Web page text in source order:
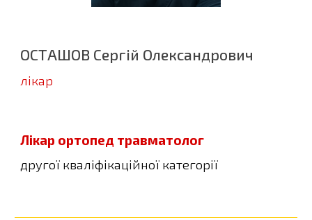
ОСТАШОВ Сергій Олександрович
лікар
Лікар ортопед травматолог
другої кваліфікаційної категорії